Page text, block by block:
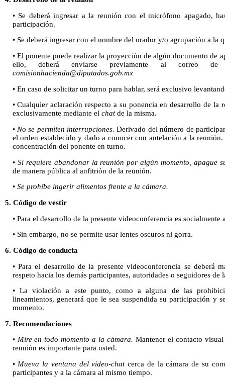
• Se deberá ingresar a la reunión con el micrófono apagado,
participación.
• Se deberá ingresar con el nombre del orador y/o agrupación a la
• El ponente puede realizar la proyección de algún documento de
ello, deberá enviarse previamente al correo
comisionhacienda@diputados.gob.mx
• En caso de solicitar un turno para hablar, será exclusivo
• Cualquier aclaración respecto a su ponencia en desarrollo de
exclusivamente mediante el chatde la misma.
• No se permiten interrupciones. Derivado del número de
el orden establecido y dado a conocer con antelación a la
concentración del ponente en turno.
• Si requiere abandonar la reunión por algún momento, apague
de manera pública al anfitrión de la reunión.
• Se prohíbe ingerir alimentos frente a la cámara.
5. Código de vestir
• Para el desarrollo de la presente videoconferencia es
• Sin embargo, no se permite usar lentes oscuros ni gorra.
6. Código de conducta
• Para el desarrollo de la presente videoconferencia se deberá
respeto hacia los demás participantes, autoridades o seguidores de
• La violación a este punto, como a alguna de las
lineamientos, generará que le sea suspendida su participación y
momento.
7. Recomendaciones
• Mire en todo momento a la cámara. Mantener el contacto
reunión es importante para usted.
• Mueva la ventana del video-chatcerca de la cámara de su
participantes y a la cámara al mismo tiempo.